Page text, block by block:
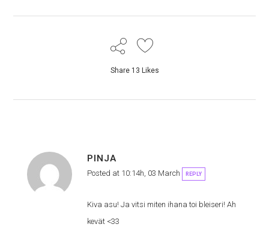
Share 13 Likes
PINJA
Posted at 10:14h, 03 March REPLY
Kiva asu! Ja vitsi miten ihana toi bleiseri! Ah
kevät <33